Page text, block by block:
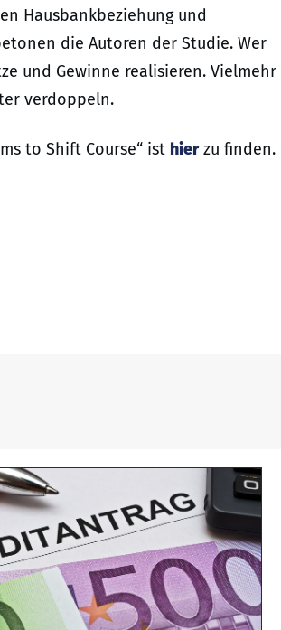
Hausbankbeziehung und
die Autoren der Studie. Wer
und Gewinne realisieren. Vielmehr
verdoppeln.
to Shift Course“ ist hierzu finden.